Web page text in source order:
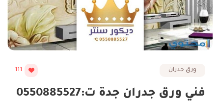
ورق جدران 111
فني ورق جدران جدة ت:0550885527